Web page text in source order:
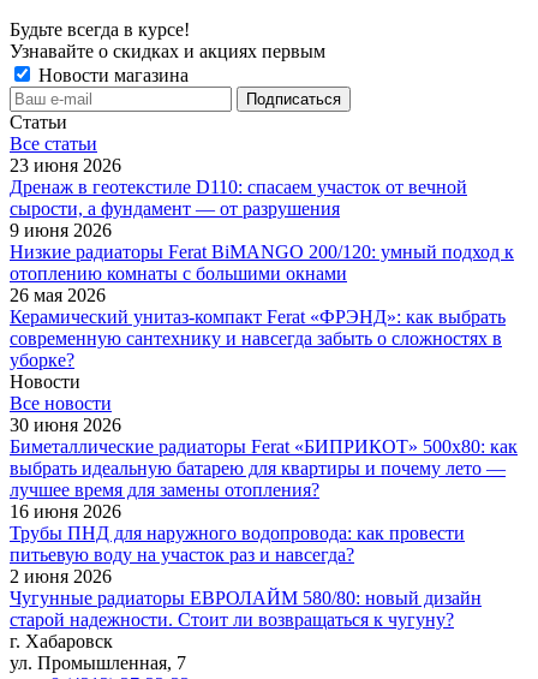
Будьте всегда в курсе!
Узнавайте о скидках и акциях первым
Новости магазина
Статьи
Все cтатьи
23 июня 2026
Дренаж в геотекстиле D110: спасаем участок от вечной
сырости, а фундамент — от разрушения
9 июня 2026
Низкие радиаторы Ferat BiMANGO 200/120: умный подход к
отоплению комнаты с большими окнами
26 мая 2026
Керамический унитаз-компакт Ferat «ФРЭНД»: как выбрать
современную сантехнику и навсегда забыть о сложностях в
уборке?
Новости
Все новости
30 июня 2026
Биметаллические радиаторы Ferat «БИПРИКОТ» 500x80: как
выбрать идеальную батарею для квартиры и почему лето —
лучшее время для замены отопления?
16 июня 2026
Трубы ПНД для наружного водопровода: как провести
питьевую воду на участок раз и навсегда?
2 июня 2026
Чугунные радиаторы ЕВРОЛАЙМ 580/80: новый дизайн
старой надежности. Стоит ли возвращаться к чугуну?
г. Хабаровск
ул. Промышленная, 7